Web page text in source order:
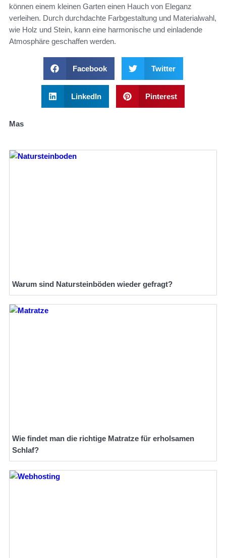
können einem kleinen Garten einen Hauch von Eleganz
verleihen. Durch durchdachte Farbgestaltung und Materialwahl,
wie Holz und Stein, kann eine harmonische und einladende
Atmosphäre geschaffen werden.
Facebook Twitter
LinkedIn Pinterest
Mas
Warum sind Natursteinböden wieder gefragt?
Wie findet man die richtige Matratze für erholsamen
Schlaf?